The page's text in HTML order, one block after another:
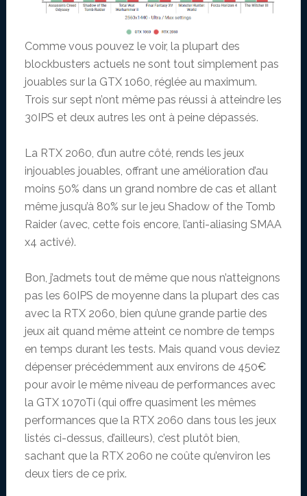
Comme vous pouvez le voir, la plupart des
blockbusters actuels ne sont tout simplement pas
jouables sur la GTX 1060, réglée au maximum.
Trois sur sept n’ont même pas réussi à atteindre les
30IPS et deux autres les ont à peine dépassés.
La RTX 2060, d’un autre côté, rends les jeux
injouables jouables, offrant une amélioration d’au
moins 50% dans un grand nombre de cas et allant
même jusqu’à 80% sur le jeu Shadow of the Tomb
Raider (avec, cette fois encore, l’anti-aliasing SMAA
x4 activé).
Bon, j’admets tout de même que nous n’atteignons
pas les 60IPS de moyenne dans la plupart des cas
avec la RTX 2060, bien qu’une grande partie des
jeux ait quand même atteint ce nombre de temps
en temps durant les tests. Mais quand vous deviez
dépenser précédemment aux environs de 450€
pour avoir le même niveau de performances avec
la GTX 1070Ti (qui offre quasiment les mêmes
performances que la RTX 2060 dans tous les jeux
listés ci-dessus, d’ailleurs), c’est plutôt bien,
sachant que la RTX 2060 ne coûte qu’environ les
deux tiers de ce prix.